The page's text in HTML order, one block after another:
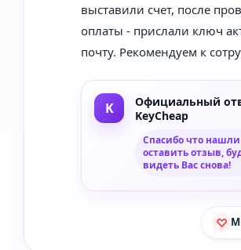
выставили счет, после
оплаты - прислали ключ
почту. Рекомендуем к
Официальный
KeyCheap
Спасибо что
оставить отзыв,
видеть Вас снова!